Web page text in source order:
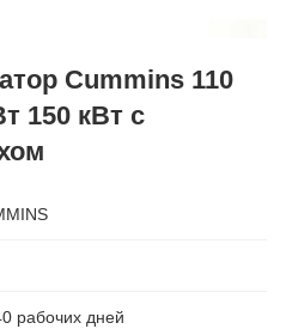
Cummins 110
150 кВт с
рабочих дней